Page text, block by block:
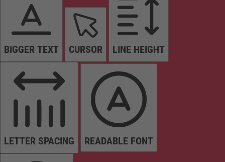
BIGGER TEXT CURSOR LINE HEIGHT
LETTER SPACING READABLE FONT